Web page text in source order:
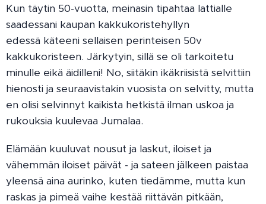
Kun täytin 50-vuotta, meinasin tipahtaa lattialle
saadessani kaupan kakkukoristehyllyn
edessä käteeni sellaisen perinteisen 50v
kakkukoristeen. Järkytyin, sillä se oli tarkoitetu
minulle eikä äidilleni! No, siitäkin ikäkriisistä selvittiin
hienosti ja seuraavistakin vuosista on selvitty, mutta
en olisi selvinnyt kaikista hetkistä ilman uskoa ja
rukouksia kuulevaa Jumalaa.
Elämään kuuluvat nousut ja laskut, iloiset ja
vähemmän iloiset päivät - ja sateen jälkeen paistaa
yleensä aina aurinko, kuten tiedämme, mutta kun
raskas ja pimeä vaihe kestää riittävän pitkään,